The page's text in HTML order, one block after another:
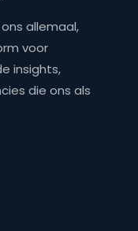
allemaal,
voor
insights,
die ons als